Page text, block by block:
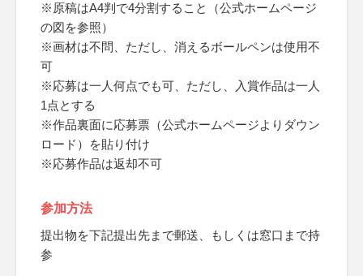
※原稿はA4判で4分割すること（公式ホームページ
の図を参照）
※画材は不問、ただし、消えるボールペンは使用不
可
※応募は一人何点でも可、ただし、入賞作品は一人
1点とする
※作品裏面に応募票（公式ホームページよりダウン
ロード）を貼り付け
※応募作品は返却不可
参加方法
提出物を下記提出先まで郵送、もしくは窓口まで持
参